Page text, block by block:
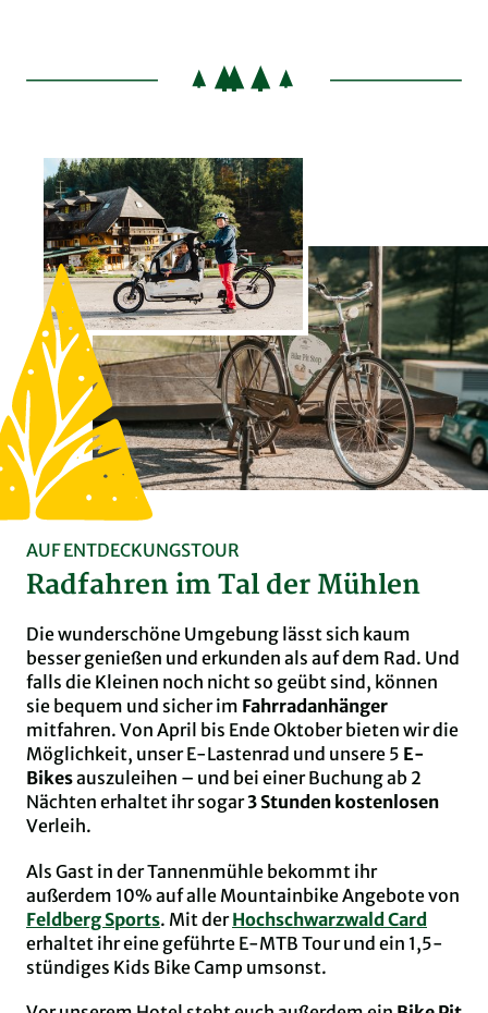
AUF ENTDECKUNGSTOUR
Radfahren im Tal der Mühlen
Die wunderschöne Umgebung lässt sich kaum
besser genießen und erkunden als auf dem Rad. Und
falls die Kleinen noch nicht so geübt sind, können
sie bequem und sicher im Fahrradanhänger
mitfahren. Von April bis Ende Oktober bieten wir die
Möglichkeit, unser E-Lastenrad und unsere 5 E-
Bikesauszuleihen – und bei einer Buchung ab 2
Nächten erhaltet ihr sogar3 Stunden kostenlosen
Verleih.
Als Gast in der Tannenmühle bekommt ihr
außerdem 10% auf alle Mountainbike Angebote von
Feldberg Sports. Mit derHochschwarzwald Card
erhaltet ihr eine geführte E-MTB Tour und ein 1,5-
stündiges Kids Bike Camp umsonst.